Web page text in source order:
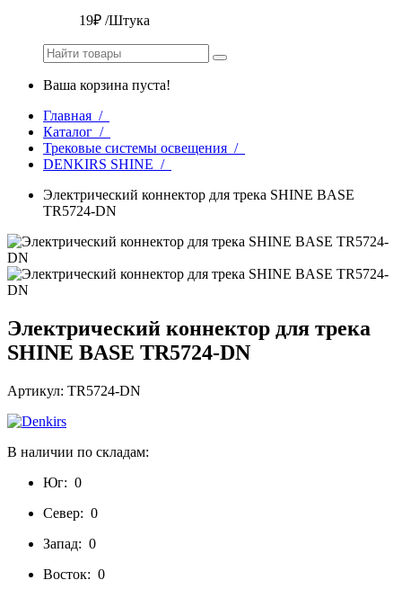
19₽ /Штука
Ваша корзина пуста!
Главная /
Каталог /
Трековые системы освещения /
DENKIRS SHINE /
Электрический коннектор для трека SHINE BASE
TR5724-DN
Электрический коннектор для трека
SHINE BASE TR5724-DN
Артикул: TR5724-DN
В наличии по складам:
Юг: 0
Север: 0
Запад: 0
Восток: 0